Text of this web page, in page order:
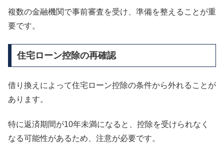
複数の金融機関で事前審査を受け、準備を整えることが重
要です。
住宅ローン控除の再確認
借り換えによって住宅ローン控除の条件から外れることが
あります。
特に返済期間が10年未満になると、控除を受けられなく
なる可能性があるため、注意が必要です。